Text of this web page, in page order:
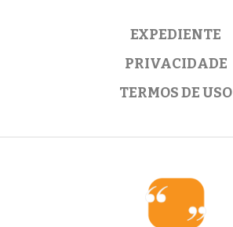
EXPEDIENTE
PRIVACIDADE
TERMOS DE USO